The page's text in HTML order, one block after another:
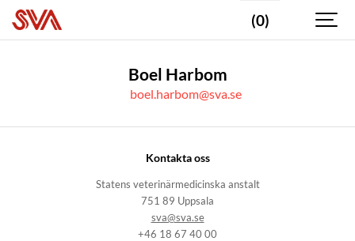
(0)
Boel Harbom
boel.harbom@sva.se
Kontakta oss
Statens veterinärmedicinska anstalt
751 89 Uppsala
sva@sva.se
+46 18 67 40 00